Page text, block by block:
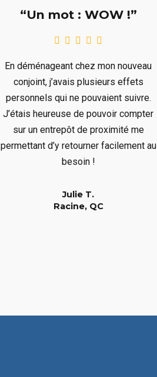
“Un mot : WOW !”
En déménageant chez mon nouveau
conjoint, j’avais plusieurs effets
personnels qui ne pouvaient suivre.
J’étais heureuse de pouvoir compter
sur un entrepôt de proximité me
permettant d’y retourner facilement au
besoin !
Julie T.
Racine, QC